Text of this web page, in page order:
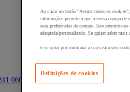
060
Ao clicar no botão "Aceitar todos os cookies",
informações permitem que a nossa equipa de
suas preferências de compra. Isso permite-
adequada/personalizado. Se quiser saber
E se optar por continuar a sua visita sem
Definições de cookies